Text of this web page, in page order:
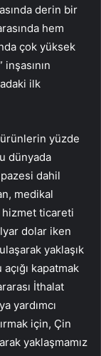
derin bir
hem
çok yüksek
ilk
yüzde
dünyada
dahil
medikal
hizmet ticareti
dolar iken
yaklaşık
kapatmak
İthalat
yardımcı
için, Çin
yaklaşmamız